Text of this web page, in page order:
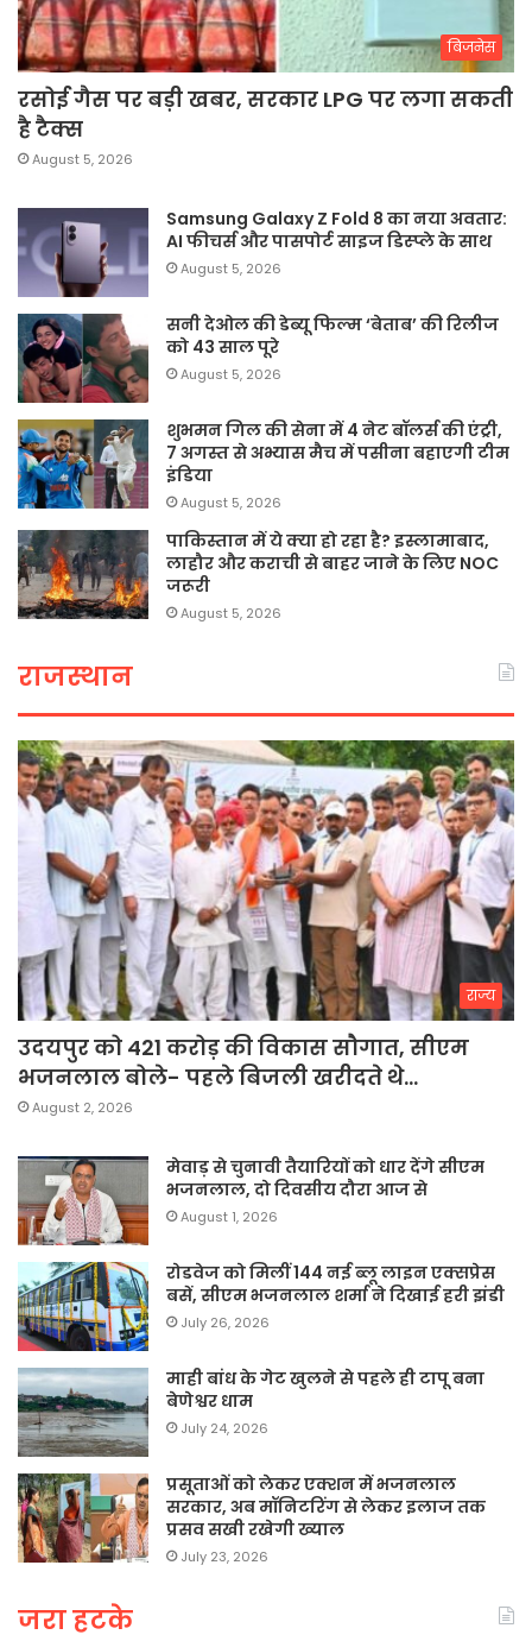
बिजनेस
रसोई गैस पर बड़ी खबर, सरकार LPG पर लगा सकती
है टैक्स
August 5, 2026
Samsung Galaxy Z Fold 8 का नया अवतार:
AI फीचर्स और पासपोर्ट साइज डिस्प्ले के साथ
August 5, 2026
सनी देओल की डेब्यू फिल्म ‘बेताब’ की रिलीज
को 43 साल पूरे
August 5, 2026
शुभमन गिल की सेना में 4 नेट बॉलर्स की एंट्री,
7 अगस्त से अभ्यास मैच में पसीना बहाएगी टीम
इंडिया
August 5, 2026
पाकिस्तान में ये क्या हो रहा है? इस्लामाबाद,
लाहौर और कराची से बाहर जाने के लिए NOC
जरूरी
August 5, 2026
राजस्थान
राज्य
उदयपुर को 421 करोड़ की विकास सौगात, सीएम
भजनलाल बोले- पहले बिजली खरीदते थे…
August 2, 2026
मेवाड़ से चुनावी तैयारियों को धार देंगे सीएम
भजनलाल, दो दिवसीय दौरा आज से
August 1, 2026
रोडवेज को मिलीं 144 नई ब्लू लाइन एक्सप्रेस
बसें, सीएम भजनलाल शर्मा ने दिखाई हरी झंडी
July 26, 2026
माही बांध के गेट खुलने से पहले ही टापू बना
बेणेश्वर धाम
July 24, 2026
प्रसूताओं को लेकर एक्शन में भजनलाल
सरकार, अब मॉनिटरिंग से लेकर इलाज तक
प्रसव सखी रखेगी ख्याल
July 23, 2026
जरा हटके